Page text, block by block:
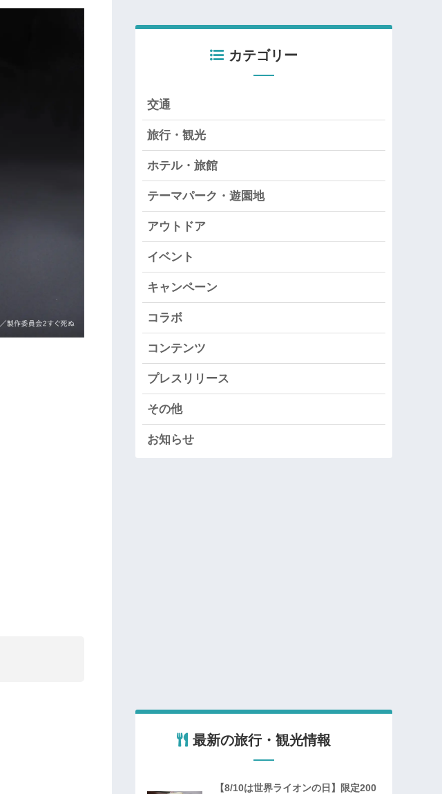
カテゴリー
交通
旅行・観光
ホテル・旅館
テーマパーク・遊園地
アウトドア
イベント
キャンペーン
コラボ
コンテンツ
プレスリリース
その他
お知らせ
最新の旅行・観光情報
【8/10は世界ライオンの日】限定200